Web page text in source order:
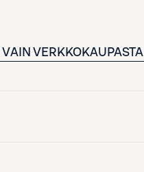
VAIN VERKKOKAUPASTA